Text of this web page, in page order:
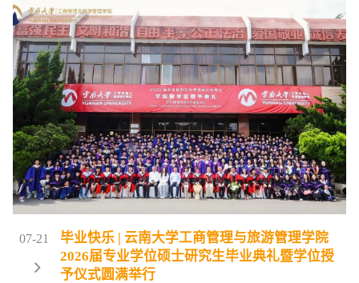
云大商旅学院教师的风采并斩获国赛产教融合组三等奖。
本次获奖实现了我院教师教学竞赛突围省赛、晋级国赛并
获奖的历史性突破，填补了学院该项赛事国赛获奖空白，
充分彰显我院深耕商科产教协同育人、推动课堂教学改革
的扎实成效。
07-21
毕业快乐 | 云南大学工商管理与旅游管理学院
2026届专业学位硕士研究生毕业典礼暨学位授
予仪式圆满举行